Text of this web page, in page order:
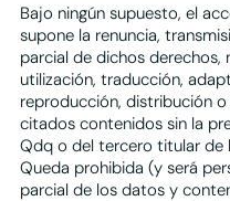
Bajo ningún supuesto, el
supone la renuncia,
parcial de dichos derechos,
utilización, traducción,
reproducción, distribución
citados contenidos sin la
Qdq o del tercero titular de
Queda prohibida (y será
parcial de los datos y